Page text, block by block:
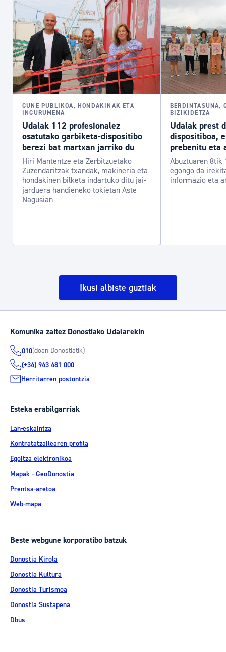
GUNE PUBLIKOA, HONDAKINAK ETA
INGURUMENA
Udalak 112 profesionalez
osatutako garbiketa-dispositibo
berezi bat martxan jarriko du
Hiri Mantentze eta Zerbitzuetako
Zuzendaritzak txandak, makineria eta
hondakinen bilketa indartuko ditu jai-
jarduera handieneko tokietan Aste
Nagusian
BERDINTASUNA,
BIZIKIDETZA
Udalak prest
dispositiboa,
prebenitu eta
Abuztuaren 8tik
egongo da
informazio eta
Ikusi albiste guztiak
Komunika zaitez Donostiako Udalarekin
010(doan Donostiatik)
(+34) 943 481 000
Herritarren postontzia
Esteka erabilgarriak
Lan-eskaintza
Kontratatzailearen profila
Egoitza elektronikoa
Mapak - GeoDonostia
Prentsa-aretoa
Web-mapa
Beste webgune korporatibo batzuk
Donostia Kirola
Donostia Kultura
Donostia Turismoa
Donostia Sustapena
Dbus